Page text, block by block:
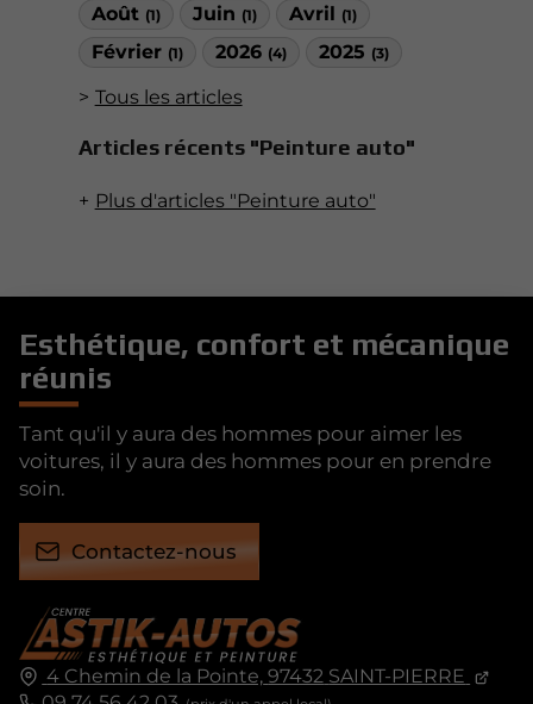
Août (1) Juin (1) Avril (1)
Février (1) 2026 (4) 2025 (3)
Tous les articles
Articles récents "Peinture auto"
Plus d'articles "Peinture auto"
4 Chemin de la Pointe, 97432 SAINT-PIERRE
Esthétique, confort et mécanique
réunis
Tant qu'il y aura des hommes pour aimer les
voitures, il y aura des hommes pour en prendre
soin.
Contactez-nous